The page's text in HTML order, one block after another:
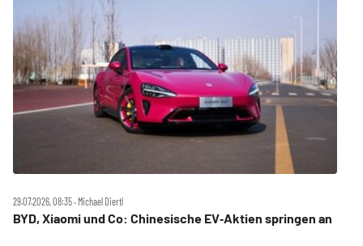
29.07.2026, 08:35 ‧ Michael Diertl
BYD, Xiaomi und Co: Chinesische EV‑Aktien springen an